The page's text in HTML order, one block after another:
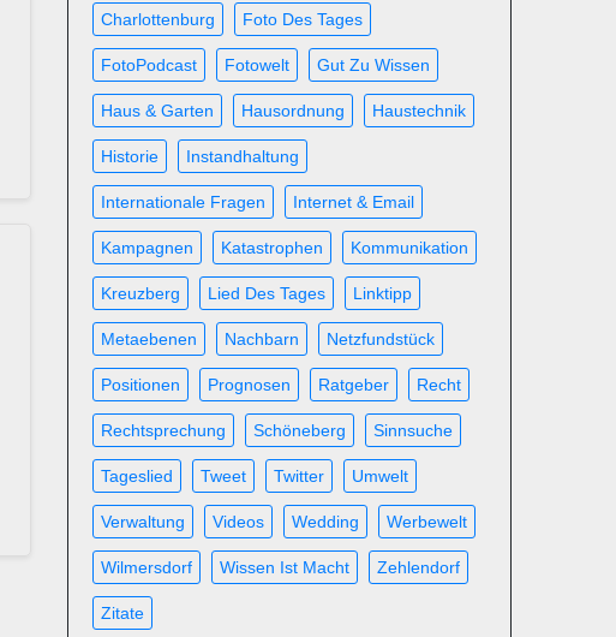
Charlottenburg Foto Des Tages
FotoPodcast Fotowelt Gut Zu Wissen
Haus & Garten Hausordnung Haustechnik
Historie Instandhaltung
Internationale Fragen Internet & Email
Kampagnen Katastrophen Kommunikation
Kreuzberg Lied Des Tages Linktipp
Metaebenen Nachbarn Netzfundstück
Positionen Prognosen Ratgeber Recht
Rechtsprechung Schöneberg Sinnsuche
Tageslied Tweet Twitter Umwelt
Verwaltung Videos Wedding Werbewelt
Wilmersdorf Wissen Ist Macht Zehlendorf
Zitate